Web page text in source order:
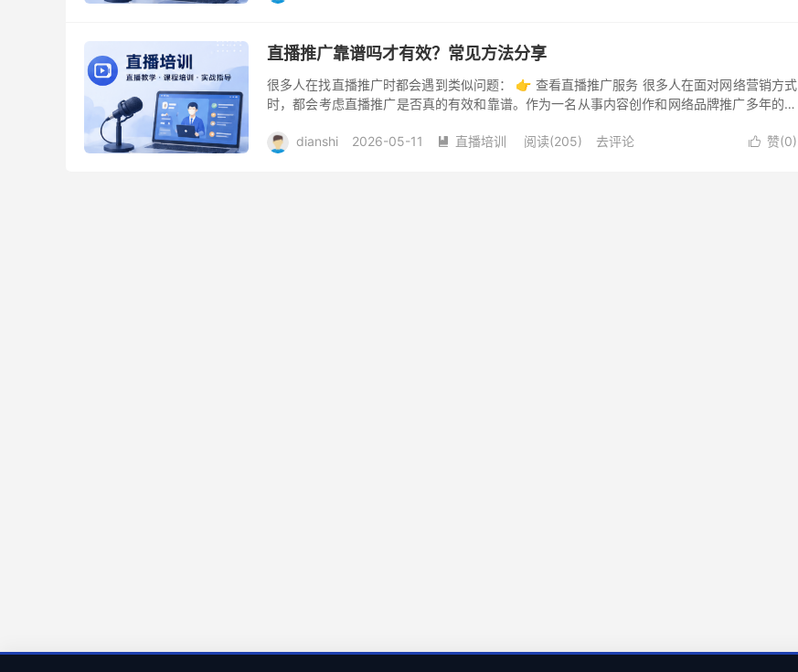
直播推广靠谱吗才有效？常见方法分享
很多人在找直播推广时都会遇到类似问题： 👉 查看直播推广服务 很多人在面对网络营销方式
时，都会考虑直播推广是否真的有效和靠谱。作为一名从事内容创作和网络品牌推广多年的从
 赞(0)
dianshi 2026-05-11  直播培训 阅读(205) 去评论